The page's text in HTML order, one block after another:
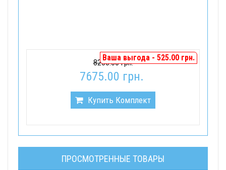
Ваша выгода - 525.00 грн.
8200.00 грн.
7675.00 грн.
Купить Комплект
ПРОСМОТРЕННЫЕ ТОВАРЫ